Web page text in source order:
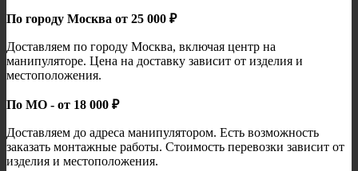
По городу Москва от 25 000 ₽
Доставляем по городу Москва, включая центр на
манипуляторе. Цена на доставку зависит от изделия и
местоположения.
По МО - от 18 000 ₽
Доставляем до адреса манипулятором. Есть возможность
заказать монтажные работы. Стоимость перевозки зависит от
изделия и местоположения.